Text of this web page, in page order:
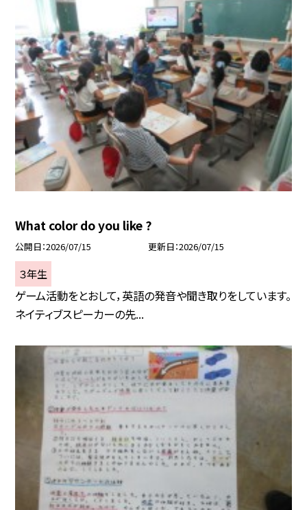
What color do you like ?
公開日 2026/07/15 更新日 2026/07/15
３年生
ゲーム活動をとおして，英語の発音や聞き取りをしています。
ネイティブスピーカーの先...